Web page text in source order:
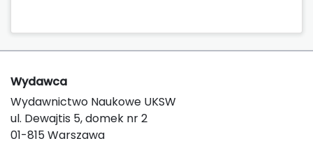
Wydawca
Wydawnictwo Naukowe UKSW
ul. Dewajtis 5, domek nr 2
01-815 Warszawa